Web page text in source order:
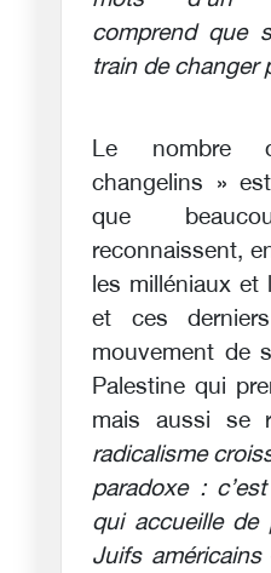
comprend que
train de changer
Le nombre
changelins »
que
reconnaissent,
les milléniaux et
et ces
mouvement de
Palestine qui
mais aussi se
radicalisme
paradoxe :
qui accueille
Juifs